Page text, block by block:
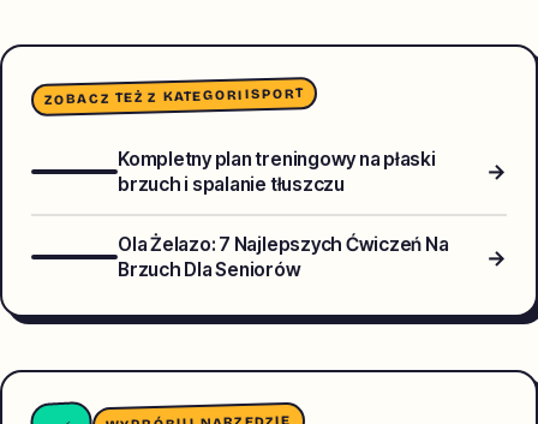
ZOBACZ TEŻ Z KATEGORIISPORT
Kompletny plan treningowy na płaski
brzuch i spalanie tłuszczu
→
Ola Żelazo: 7 Najlepszych Ćwiczeń Na
Brzuch Dla Seniorów
→